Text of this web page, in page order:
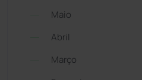
Maio
Abril
Março